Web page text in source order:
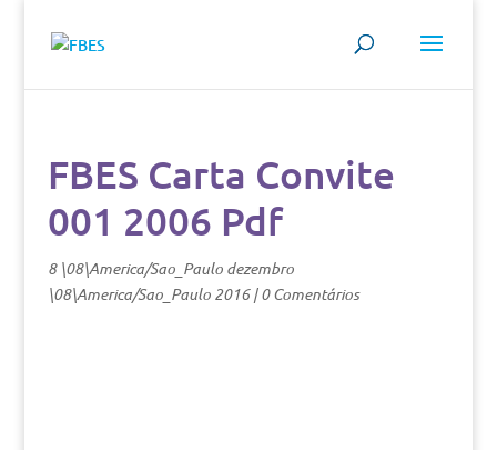
FBES Carta Convite
001 2006 Pdf
8 \08\America/Sao_Paulo dezembro
\08\America/Sao_Paulo 2016|0 Comentários